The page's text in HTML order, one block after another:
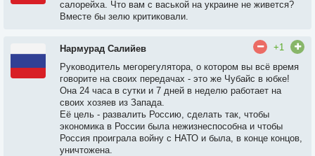
салорейха. Что вам с васькой на украине не живется?
Вместе бы зелю критиковали.
Нармурад Салийев
+1
Руководитель мегорегулятора, о котором вы всё время
говорите на своих передачах - это же Чубайс в юбке!
Она 24 часа в сутки и 7 дней в неделю работает на
своих хозяев из Запада.
Её цель - развалить Россию, сделать так, чтобы
экономика в России была нежизнеспособна и чтобы
Россия проиграла войну с НАТО и была, в конце концов,
уничтожена.